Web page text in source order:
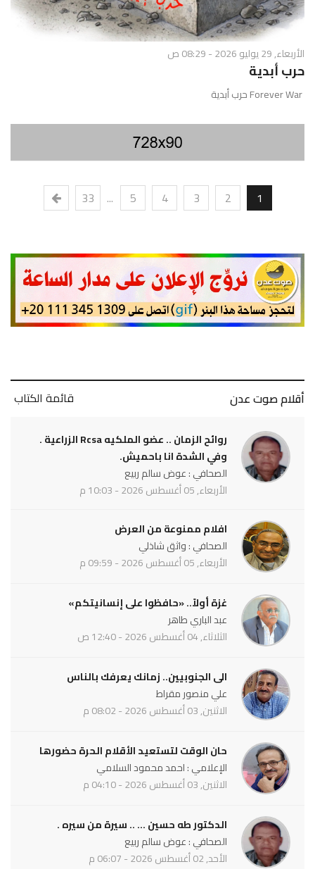
الأربعاء, 29 يوليو 2026 - 08:29 ص
حرب أبدية
1
2
3
4
5
...
33
أقلام صوت عدن قائمة الكتاب
روائح الزمان .. عضو الملكيه Rcsa الزراعية .
وفي الشدة انا باحميش.
الصحافي : عوض سالم ربيع
الأربعاء, 05 أغسطس 2026 - 10:03 م
افلام ممنوعة من العرض
الصحافي : واثق شاذلي
الأربعاء, 05 أغسطس 2026 - 09:59 م
غزة أولاً.. «حافظوا على إنسانيتكم»
عبد الباري طاهر
الثلاثاء, 04 أغسطس 2026 - 12:40 ص
الى الجنوبيين.. زمانك يعرفك بالناس
علي منصور مقراط
الاثنين, 03 أغسطس 2026 - 08:02 م
حان الوقت لتستعيد الأقلام الحرة حضورها
الإعلامي : احمد محمود السلامي
الاثنين, 03 أغسطس 2026 - 04:10 م
الدكتور طه حسين ... .. سيرة من سيره .
الصحافي : عوض سالم ربيع
الأحد, 02 أغسطس 2026 - 06:07 م